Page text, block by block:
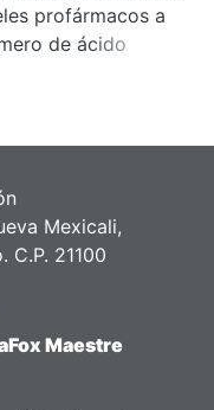
Vizcaino, Kenia;
Alfonso
profármacos a
de ácido
cargado in situ,
posible
y fomentar su
in vitro.
Mexicali,
C.P. 21100
Maestre